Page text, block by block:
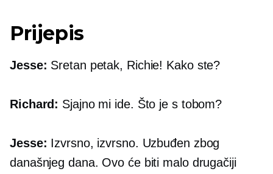
Prijepis
Jesse: Sretan petak, Richie! Kako ste?
Richard: Sjajno mi ide. Što je s tobom?
Jesse: Izvrsno, izvrsno. Uzbuđen zbog
današnjeg dana. Ovo će biti malo drugačiji